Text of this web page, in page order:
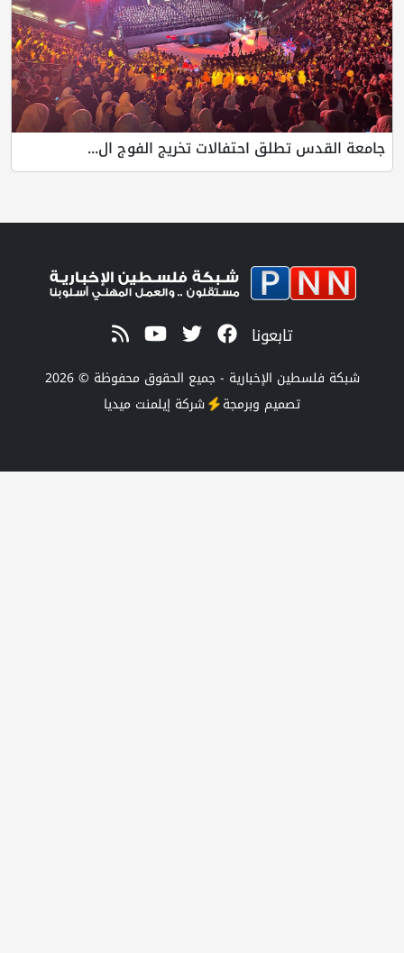
احتفالات تخريج الفوج ال...
الإخبارية - جميع الحقوق محفوظة © 2026
شركةإيلمنت ميديا